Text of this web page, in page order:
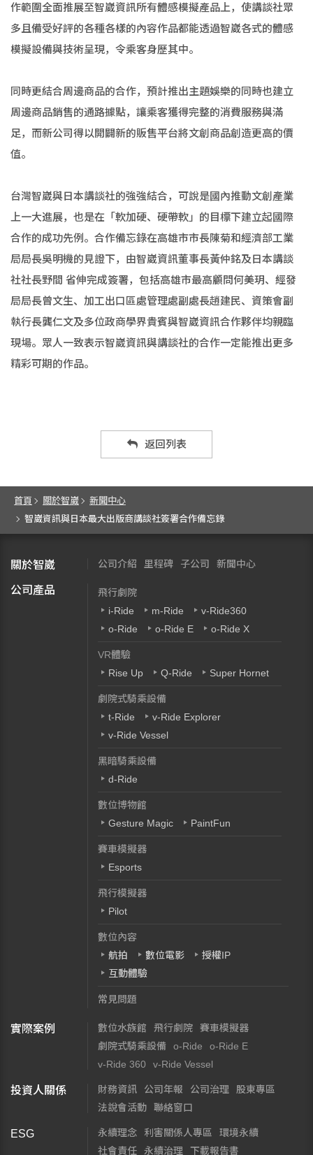
作範圍全面推展至智崴資訊所有體感模擬產品上，使講談社眾
多且備受好評的各種各樣的內容作品都能透過智崴各式的體感
模擬設備與技術呈現，令乘客身歷其中。
同時更結合周邊商品的合作，預計推出主題娛樂的同時也建立
周邊商品銷售的通路據點，讓乘客獲得完整的消費服務與滿
足，而新公司得以開闢新的販售平台將文創商品創造更高的價
值。
台灣智崴與日本講談社的強強結合，可說是國內推動文創產業
上一大進展，也是在「軟加硬、硬帶軟」的目標下建立起國際
合作的成功先例。合作備忘錄在高雄市市長陳菊和經濟部工業
局局長吳明機的見證下，由智崴資訊董事長黃仲銘及日本講談
社社長野間 省伸完成簽署，包括高雄市最高顧問何美玥、經發
局局長曾文生、加工出口區處管理處副處長趙建民、資策會副
執行長龔仁文及多位政商學界貴賓與智崴資訊合作夥伴均親臨
現場。眾人一致表示智崴資訊與講談社的合作一定能推出更多
精彩可期的作品。
返回列表
首頁 關於智崴
新聞中心
智崴資訊與日本最大出版商講談社簽署合作備忘錄
關於智崴 公司介紹 里程碑 子公司 新聞中心
公司產品
飛行劇院
i-Ride
m-Ride
v-Ride360
o-Ride
o-Ride E o-Ride X
VR體驗
Rise Up
Q-Ride Super Hornet
劇院式騎乘設備
t-Ride
v-Ride Explorer
v-Ride Vessel
黑暗騎乘設備
d-Ride
數位博物館
Gesture Magic
PaintFun
賽車模擬器
Esports
飛行模擬器
Pilot
數位內容
航拍
數位電影
授權IP
互動體驗
常見問題
實際案例 數位水族館 飛行劇院
賽車模擬器
劇院式騎乘設備
o-Ride
o-Ride E
v-Ride 360
v-Ride Vessel
投資人關係 財務資訊 公司年報 公司治理
股東專區
法說會活動
聯絡窗口
ESG 永續理念 利害關係人專區
環境永續
社會責任
永續治理 下載報告書